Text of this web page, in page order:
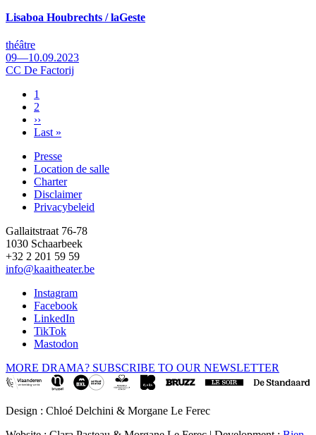
Lisaboa Houbrechts / laGeste
théâtre
09—10.09.2023
CC De Factorij
Pagination
Pagina
1
Pagina
2
Page
suivante
››
Dernière
Last »
Footer
Presse
Location de salle
Charter
Disclaimer
Privacybeleid
Gallaitstraat 76-78
1030 Schaarbeek
+32 2 201 59 59
info@kaaitheater.be
Instagram
Facebook
LinkedIn
TikTok
Mastodon
MORE DRAMA? SUBSCRIBE TO OUR NEWSLETTER
Design : Chloé Delchini & Morgane Le Ferec